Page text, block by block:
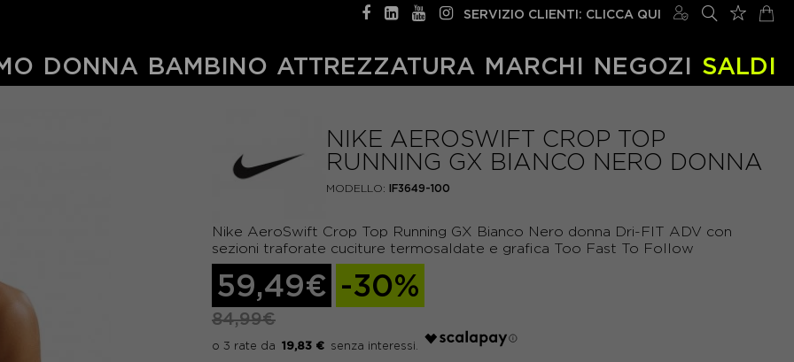
SERVIZIO CLIENTI: CLICCA QUI
DONNA BAMBINO ATTREZZATURA MARCHI NEGOZI SALDI
NIKE AEROSWIFT CROP TOP
RUNNING GX BIANCO NERO DONNA
MODELLO: IF3649-100
Nike AeroSwift Crop Top Running GX Bianco Nero donna Dri-FIT ADV con
sezioni traforate cuciture termosaldate e grafica Too Fast To Follow
59,49€ -30%
84,99€
19,83 €